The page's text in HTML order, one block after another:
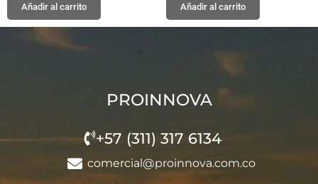
Añadir al carrito Añadir al carrito
PROINNOVA
+57 (311) 317 6134
comercial@proinnova.com.co